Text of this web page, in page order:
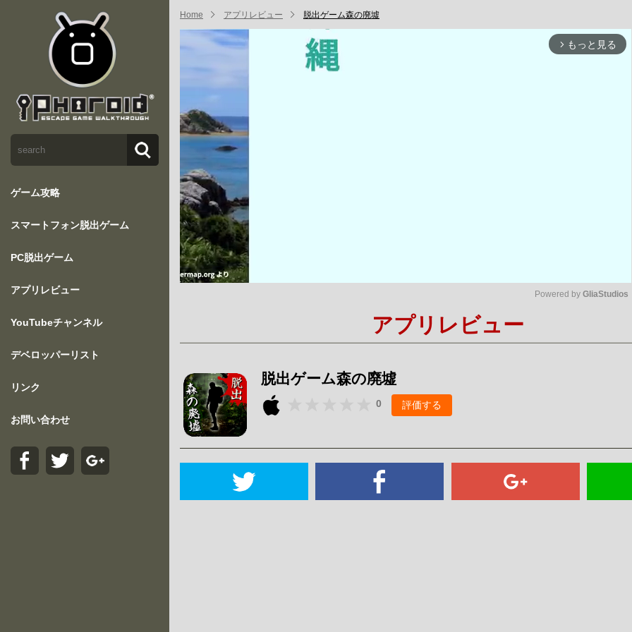
ゲーム攻略
スマートフォン脱出ゲーム
PC脱出ゲーム
アプリレビュー
YouTubeチャンネル
デベロッパーリスト
リンク
お問い合わせ
Home アプリレビュー 脱出ゲーム森の廃墟
arrow_forward_ios もっと見る
Powered by GliaStudios
アプリレビュー
脱出ゲーム森の廃墟
0 評価する